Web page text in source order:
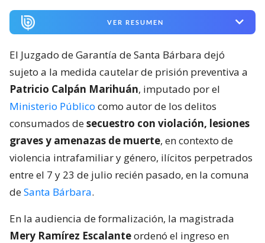
VER RESUMEN
El Juzgado de Garantía de Santa Bárbara dejó
sujeto a la medida cautelar de prisión preventiva a
Patricio Calpán Marihuán, imputado por el
Ministerio Público como autor de los delitos
consumados desecuestro con violación, lesiones
graves y amenazas de muerte, en contexto de
violencia intrafamiliar y género, ilícitos perpetrados
entre el 7 y 23 de julio recién pasado, en la comuna
deSanta Bárbara.
En la audiencia de formalización, la magistrada
Mery Ramírez Escalanteordenó el ingreso en